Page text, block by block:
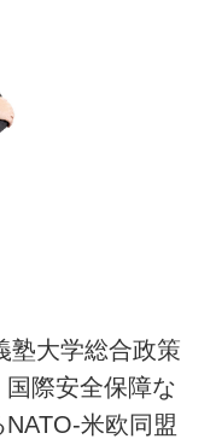
塾大学総合政策
際安全保障な
米欧同盟